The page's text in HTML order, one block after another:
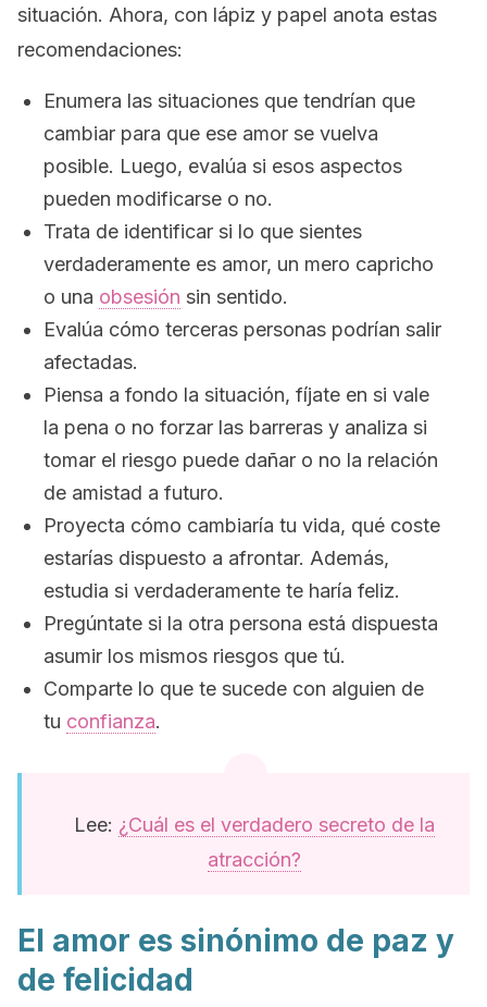
situación. Ahora, con lápiz y papel anota estas
recomendaciones:
Enumera las situaciones que tendrían que
cambiar para que ese amor se vuelva
posible. Luego, evalúa si esos aspectos
pueden modificarse o no.
Trata de identificar si lo que sientes
verdaderamente es amor, un mero capricho
o una obsesión sin sentido.
Evalúa cómo terceras personas podrían salir
afectadas.
Piensa a fondo la situación, fíjate en si vale
la pena o no forzar las barreras y analiza si
tomar el riesgo puede dañar o no la relación
de amistad a futuro.
Proyecta cómo cambiaría tu vida, qué coste
estarías dispuesto a afrontar. Además,
estudia si verdaderamente te haría feliz.
Pregúntate si la otra persona está dispuesta
asumir los mismos riesgos que tú.
Comparte lo que te sucede con alguien de
tu confianza.
Lee: ¿Cuál es el verdadero secreto de la
atracción?
El amor es sinónimo de paz y
de felicidad